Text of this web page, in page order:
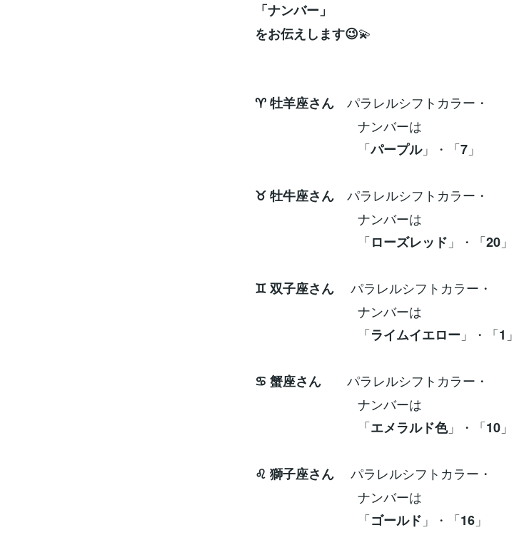
「ナンバー」
をお伝えします😉💫
♈ 牡羊座さん パラレルシフトカラー・
ナンバーは
「パープル」・「7 」
♉ 牡牛座さん パラレルシフトカラー・
ナンバーは
「ローズレッド 」・「20 」
♊ 双子座さん パラレルシフトカラー・
ナンバーは
「ライムイエロー 」・「1 」
♋ 蟹座さん パラレルシフトカラー・
ナンバーは
「エメラルド色」・「10 」
♌ 獅子座さん パラレルシフトカラー・
ナンバーは
「ゴールド 」・「16 」